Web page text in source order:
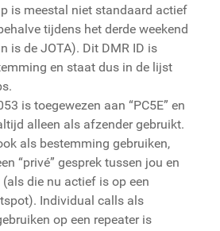
is meestal niet standaard actief
tijdens het derde weekend
is de JOTA). Dit DMR ID is
en staat dus in de lijst
is toegewezen aan “PC5E” en
alleen als afzender gebruikt.
als bestemming gebruiken,
“privé” gesprek tussen jou en
(als die nu actief is op een
Individual calls als
op een repeater is